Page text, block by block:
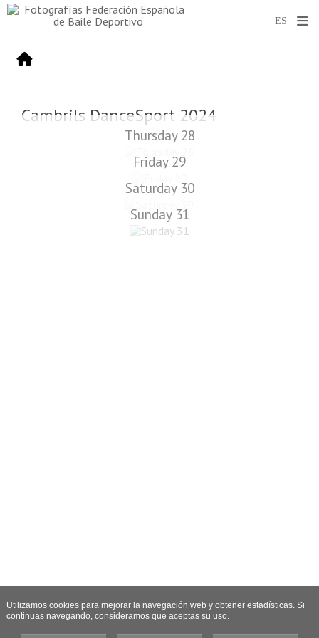
Cambrils DanceSport 2024
Thursday 28
Friday 29
Saturday 30
Sunday 31
Utilizamos cookies para mejorar la navegación web y obtener estadísticas. Si
continuas navegando, consideramos que aceptas su uso.